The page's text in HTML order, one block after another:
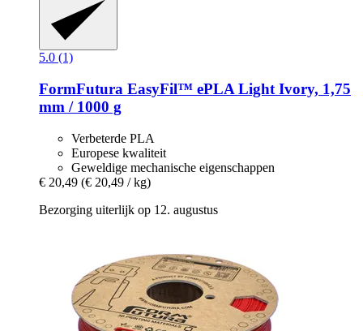
5.0 (1)
FormFutura EasyFil™ ePLA Light Ivory, 1,75
mm / 1000 g
Verbeterde PLA
Europese kwaliteit
Geweldige mechanische eigenschappen
€ 20,49 (€ 20,49 / kg)
Bezorging uiterlijk op 12. augustus